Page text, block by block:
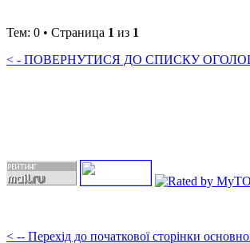
Тем: 0 • Страница 1 из 1
< - ПОВЕРНУТИСЯ ДО СПИСКУ
< -- Перехід до початкової сторінки